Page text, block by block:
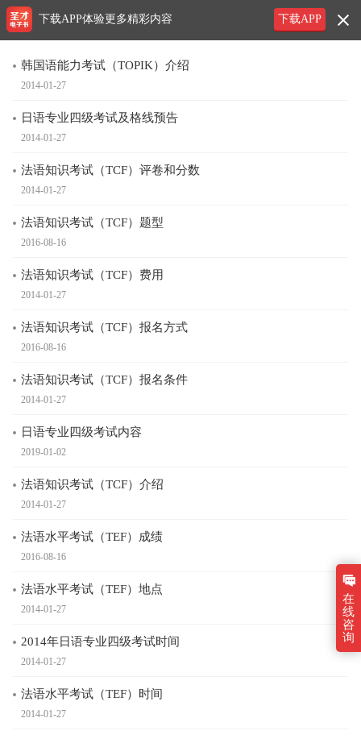
韩国语能力考试（TOPIK）介绍
2014-01-27
日语专业四级考试及格线预告
2014-01-27
法语知识考试（TCF）评卷和分数
2014-01-27
法语知识考试（TCF）题型
2016-08-16
法语知识考试（TCF）费用
2014-01-27
法语知识考试（TCF）报名方式
2016-08-16
法语知识考试（TCF）报名条件
2014-01-27
日语专业四级考试内容
2019-01-02
法语知识考试（TCF）介绍
2014-01-27
法语水平考试（TEF）成绩
2016-08-16
法语水平考试（TEF）地点
2014-01-27
2014年日语专业四级考试时间
2014-01-27
法语水平考试（TEF）时间
2014-01-27
下载APP
下载APP体验更多精彩内容
在
线
咨
询